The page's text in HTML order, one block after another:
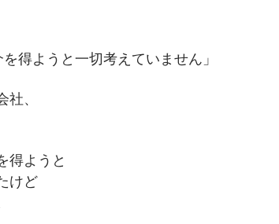
得ようと一切考えていません」
、
得ようと
けど